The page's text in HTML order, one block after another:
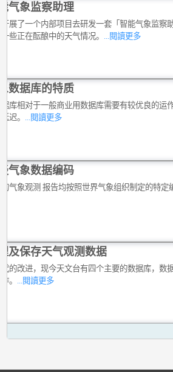
气象监察助理
展了一个内部项目去研发一套「智能气象监察
些正在酝酿中的天气情况。
...閱讀更多
数据库的特质
库相对于一般商业用数据库需要有较优良的运
迟。 ...閱讀更多
气象数据编码
气象观测 报告均按照世界气象组织制定的特定
及保存天气观测数据
的改进，现今天文台有四个主要的数据库，数
。
...閱讀更多